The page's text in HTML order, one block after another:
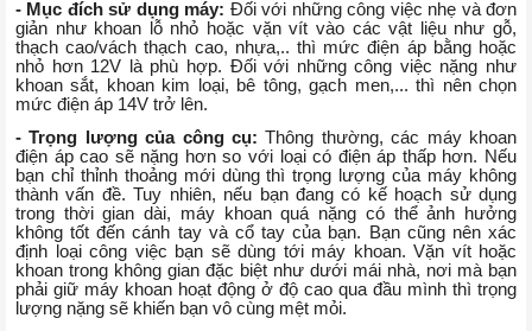
- Mục đích sử dụng máy: Đối với những công việc nhẹ và đơn
giản như khoan lỗ nhỏ hoặc vặn vít vào các vật liệu như gỗ,
thạch cao/vách thạch cao, nhựa,.. thì mức điện áp bằng hoặc
nhỏ hơn 12V là phù hợp. Đối với những công việc nặng như
khoan sắt, khoan kim loại, bê tông, gạch men,... thì nên chọn
mức điện áp 14V trở lên.
- Trọng lượng của công cụ: Thông thường, các máy khoan
điện áp cao sẽ nặng hơn so với loại có điện áp thấp hơn. Nếu
bạn chỉ thỉnh thoảng mới dùng thì trọng lượng của máy không
thành vấn đề. Tuy nhiên, nếu bạn đang có kế hoạch sử dụng
trong thời gian dài, máy khoan quá nặng có thể ảnh hưởng
không tốt đến cánh tay và cổ tay của bạn. Bạn cũng nên xác
định loại công việc bạn sẽ dùng tới máy khoan. Vặn vít hoặc
khoan trong không gian đặc biệt như dưới mái nhà, nơi mà bạn
phải giữ máy khoan hoạt động ở độ cao qua đầu mình thì trọng
lượng nặng sẽ khiến bạn vô cùng mệt mỏi.